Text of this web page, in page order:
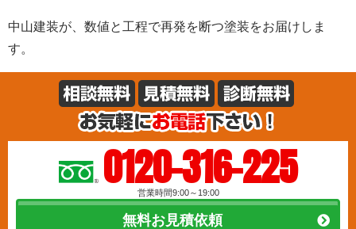
中山建装が、数値と工程で再発を断つ塗装をお届けしま
す。
0120-316-225
営業時間9:00～19:00
無料お見積依頼